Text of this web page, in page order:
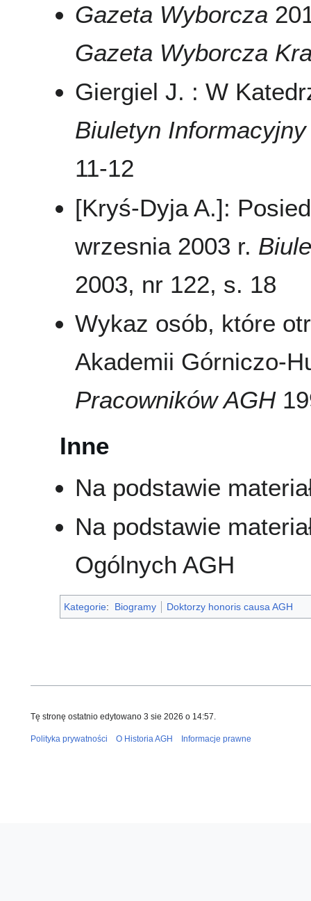
Gazeta Wyborcza
Gazeta Wyborcza
Giergiel J. : W
Biuletyn
11-12
[Kryś-Dyja A.]:
wrzesnia 2003 r.
2003, nr 122, s. 18
Wykaz osób, które
Akademii Górniczo-
Pracowników AGH
Inne
Na podstawie
Na podstawie
Ogólnych AGH
Kategorie: Biogramy Doktorzy honoris causa AGH
Tę stronę ostatnio edytowano 3 sie 2026 o 14:57.
Polityka prywatności O Historia AGH Informacje prawne